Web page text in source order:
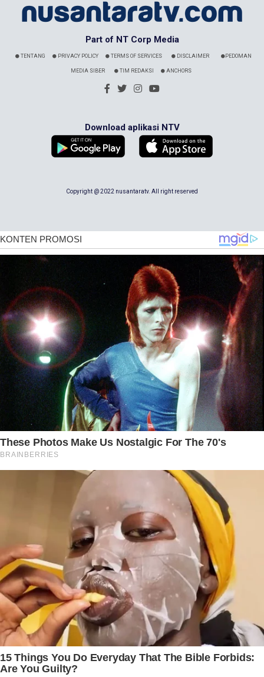
Part of NT Corp Media
TENTANG PRIVACY POLICY TERMS OF SERVICES DISCLAIMER PEDOMAN
MEDIA SIBER TIM REDAKSI ANCHORS
Download aplikasi NTV
Copyright @ 2022 nusantaratv. All right reserved